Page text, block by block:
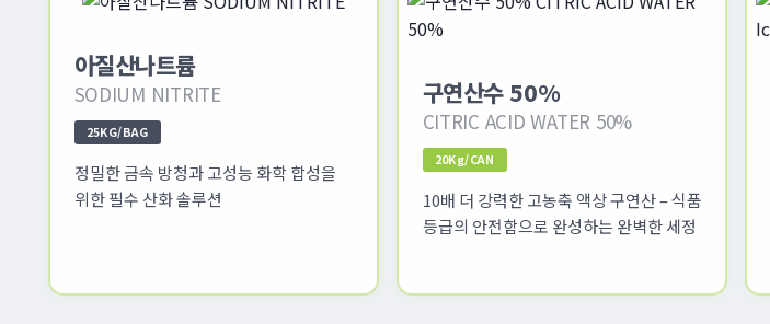
아질산나트륨
SODIUM NITRITE
25KG/BAG
정밀한 금속 방청과 고성능 화학 합성을
위한 필수 산화 솔루션
구연산수 50%
CITRIC ACID WATER 50%
20Kg/CAN
10배 더 강력한 고농축 액상 구연산 – 식품
등급의 안전함으로 완성하는 완벽한 세정